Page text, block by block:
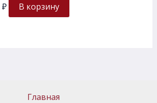
₽ В корзину
Главная